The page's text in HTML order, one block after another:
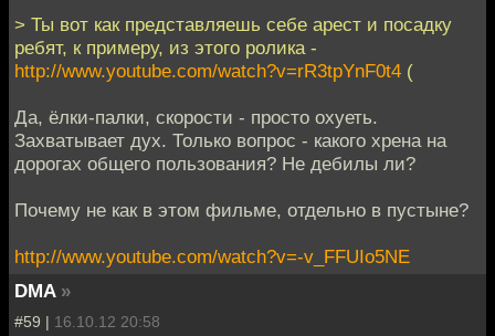
> Ты вот как представляешь себе арест и посадку
ребят, к примеру, из этого ролика -
http://www.youtube.com/watch?v=rR3tpYnF0t4 (
Да, ёлки-палки, скорости - просто охуеть.
Захватывает дух. Только вопрос - какого хрена на
дорогах общего пользования? Не дебилы ли?
Почему не как в этом фильме, отдельно в пустыне?
http://www.youtube.com/watch?v=-v_FFUIo5NE
DMA »
#59 | 16.10.12 20:58